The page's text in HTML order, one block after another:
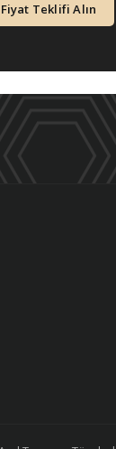
Fiyat Teklifi Alın